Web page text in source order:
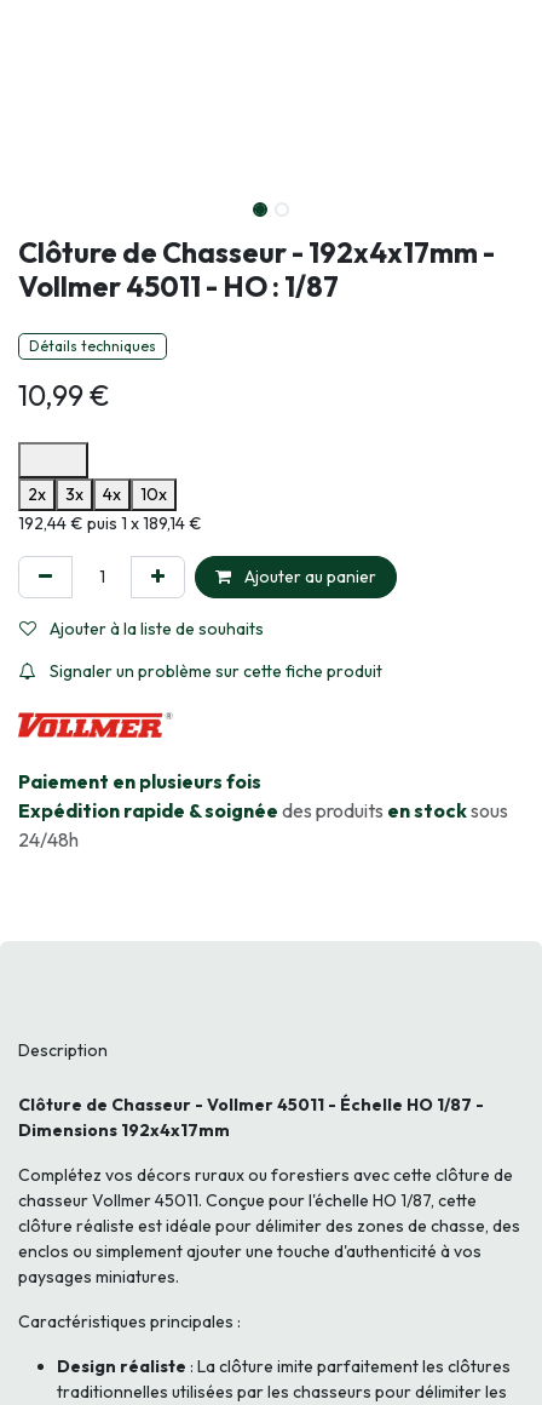
Clôture de Chasseur - 192x4x17mm -
Vollmer 45011 - HO : 1/87
Détails techniques
10,99€
2x
3x 4x
10x
Informations sur le plan de paiement sélectionné
192,44 € puis 1 x 189,14 €
Ajouter au panier
Ajouter à la liste de souhaits
Signaler un problème sur cette fiche produit
​Paiement en plusieurs fois
Expédition rapide & soignée des produits en stocksous
24/48h
Description
Clôture de Chasseur - Vollmer 45011 - Échelle HO 1/87 -
Dimensions 192x4x17mm
Complétez vos décors ruraux ou forestiers avec cette clôture de
chasseur Vollmer 45011. Conçue pour l'échelle HO 1/87, cette
clôture réaliste est idéale pour délimiter des zones de chasse, des
enclos ou simplement ajouter une touche d'authenticité à vos
paysages miniatures.
Caractéristiques principales :
Design réaliste : La clôture imite parfaitement les clôtures
traditionnelles utilisées par les chasseurs pour délimiter les